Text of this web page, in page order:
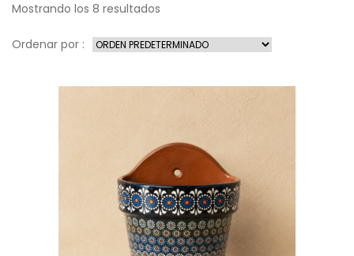
Mostrando los 8 resultados
Ordenar por :